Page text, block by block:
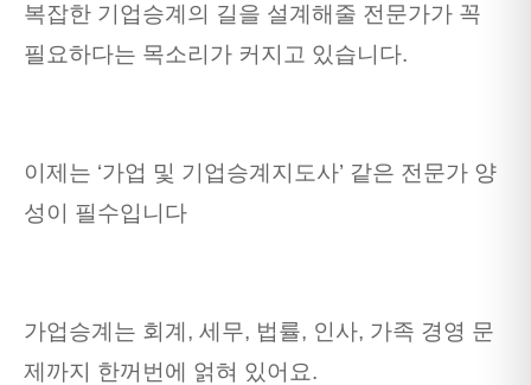
복잡한 기업승계의 길을 설계해줄 전문가가 꼭
필요하다는 목소리가 커지고 있습니다.
이제는 ‘가업 및 기업승계지도사’ 같은 전문가 양
성이 필수입니다
가업승계는 회계, 세무, 법률, 인사, 가족 경영 문
제까지 한꺼번에 얽혀 있어요.